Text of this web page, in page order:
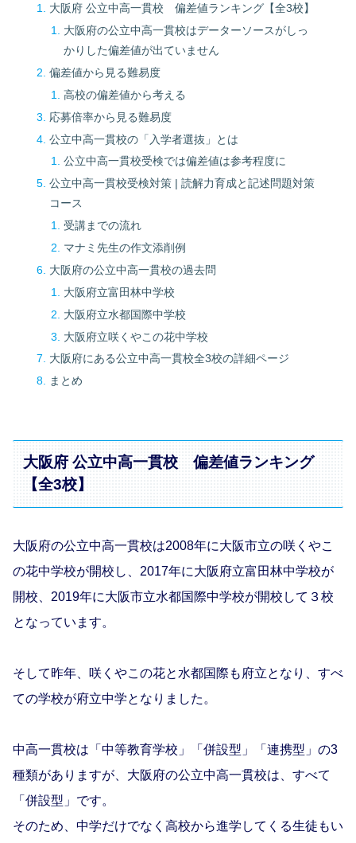
大阪府 公立中高一貫校 偏差値ランキング【全3校】
大阪府の公立中高一貫校はデーターソースがしっ
かりした偏差値が出ていません
偏差値から見る難易度
高校の偏差値から考える
応募倍率から見る難易度
公立中高一貫校の「入学者選抜」とは
公立中高一貫校受検では偏差値は参考程度に
公立中高一貫校受検対策 | 読解力育成と記述問題対策
コース
受講までの流れ
マナミ先生の作文添削例
大阪府の公立中高一貫校の過去問
大阪府立富田林中学校
大阪府立水都国際中学校
大阪府立咲くやこの花中学校
大阪府にある公立中高一貫校全3校の詳細ページ
まとめ
大阪府 公立中高一貫校 偏差値ランキング
【全3校】
大阪府の公立中高一貫校は2008年に大阪市立の咲くやこ
の花中学校が開校し、2017年に大阪府立富田林中学校が
開校、2019年に大阪市立水都国際中学校が開校して３校
となっています。
そして昨年、咲くやこの花と水都国際も府立となり、すべ
ての学校が府立中学となりました。
中高一貫校は「中等教育学校」「併設型」「連携型」の3
種類がありますが、大阪府の公立中高一貫校は、すべて
「併設型」です。
そのため、中学だけでなく高校から進学してくる生徒もい